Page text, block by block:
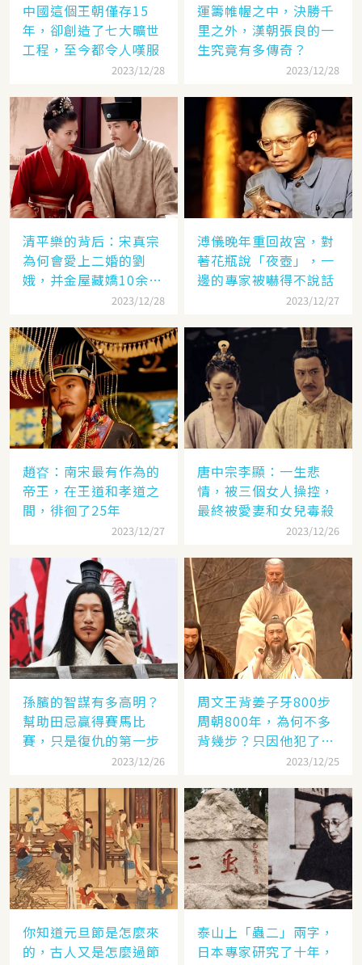
中國這個王朝僅存15
年，卻創造了七大曠世
工程，至今都令人嘆服
2023/12/28
運籌帷幄之中，決勝千
里之外，漢朝張良的一
生究竟有多傳奇？
2023/12/28
清平樂的背后：宋真宗
為何會愛上二婚的劉
娥，并金屋藏嬌10余
2023/12/28
溥儀晚年重回故宮，對
著花瓶說「夜壺」，一
邊的專家被嚇得不說話
2023/12/27
趙昚：南宋最有作為的
帝王，在王道和孝道之
間，徘徊了25年
2023/12/27
唐中宗李顯：一生悲
情，被三個女人操控，
最終被愛妻和女兒毒殺
2023/12/26
孫臏的智謀有多高明？
幫助田忌贏得賽馬比
賽，只是復仇的第一步
2023/12/26
周文王背姜子牙800步
周朝800年，為何不多
背幾步？只因他犯了個
2023/12/25
你知道元旦節是怎麼來
的，古人又是怎麼過節
泰山上「蟲二」兩字，
日本專家研究了十年，